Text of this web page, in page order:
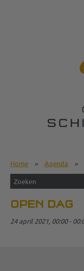
Home » Agenda »
OPEN DAG
24 april 2021, 00:00 -